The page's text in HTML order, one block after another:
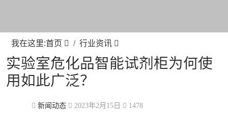
我在这里:首页 行业资讯
实验室危化品智能试剂柜为何使
用如此广泛？
新闻动态 2023年2月15日 1478